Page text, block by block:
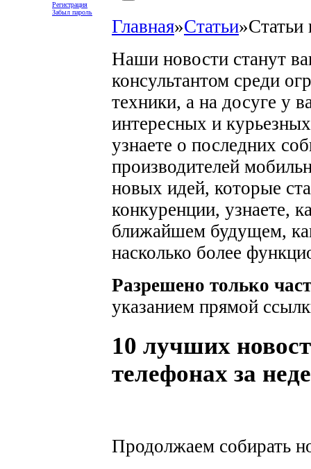
Регистрация
Забыл пароль
Главная»Статьи»Статьи
Наши новости станут
консультантом среди
техники, а на досуге у
интересных и
узнаете о последних
производителей
новых идей, которые
конкуренции, узнаете,
ближайшем будущем,
насколько более
Разрешено только
указанием прямой
10 лучших
телефонах за
Продолжаем собирать